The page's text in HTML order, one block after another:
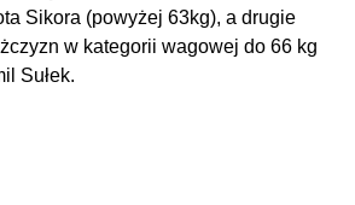
Sikora (powyżej 63kg), a drugie
w kategorii wagowej do 66 kg
Sułek.